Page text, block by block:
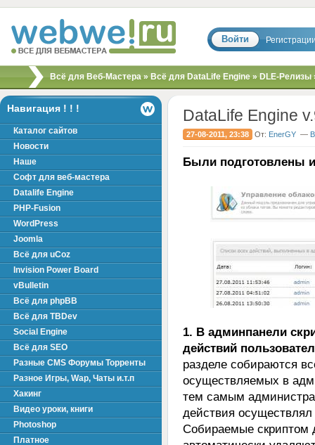
Скрипты, шаблоны,
модули, хаки для
вебмастера!
Войти
Всё для Веб-Мастера»Всё для DataLife Engine»DLE-Релизы
DataLife Engine
27-08-2011, 23:38 От: EnerGY —
Были подготовлены
1. В админпанели
действий
разделе собираются
осуществляемых в
тем самым
действия
Собираемые скриптом
Навигация ! ! !
Каталог сайтов
Новости
Наше
Софт для веб-мастера
Datalife Engine
PHP-Fusion
WordPress
Joomla
Всё для uCoz
Invision Power Board
vBulletin
Всё для phpBB
Всё для TBDev
Social Engine
Всё для SEO
Разные CMS Форумы Торренты
Разное Игры, Wap, Чаты и.т.п
Хакинг
Видео уроки, книги
Photoshop
Платное